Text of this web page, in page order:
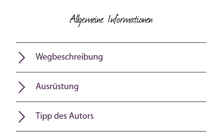
Allgemeine Informationen
Wegbeschreibung
Ausrüstung
Tipp des Autors